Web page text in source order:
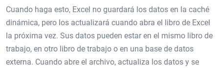
Cuando haga esto, Excel no guardará los datos en la caché
dinámica, pero los actualizará cuando abra el libro de Excel
la próxima vez. Sus datos pueden estar en el mismo libro de
trabajo, en otro libro de trabajo o en una base de datos
externa. Cuando abre el archivo, actualiza los datos y se